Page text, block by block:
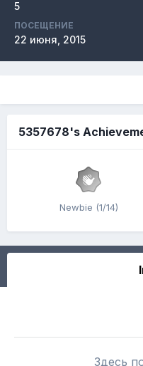
5
ПОСЕЩЕНИЕ
22 июня, 2015
5357678's
Newbie (1/14)
Здесь